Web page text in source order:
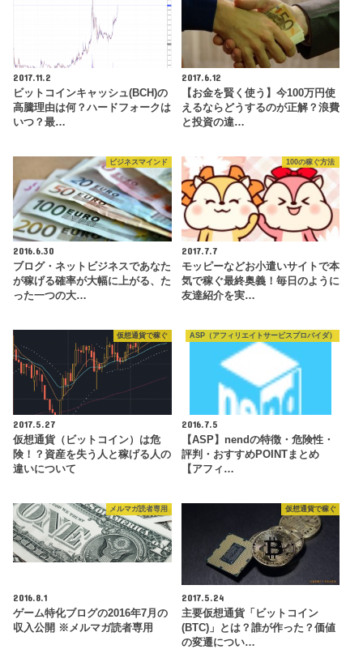
2017.11.2
ビットコインキャッシュ(BCH)の
高騰理由は何？ハードフォークは
いつ？最…
2017.6.12
【お金を賢く使う】今100万円使
えるならどうするのが正解？浪費
と投資の違…
ビジネスマインド
2016.6.30
ブログ・ネットビジネスであなた
が稼げる確率が大幅に上がる、た
った一つの大…
100の稼ぐ方法
2017.7.7
モッピーなどお小遣いサイトで本
気で稼ぐ最終奥義！毎日のように
友達紹介を実…
仮想通貨で稼ぐ
2017.5.27
仮想通貨（ビットコイン）は危
険！？資産を失う人と稼げる人の
違いについて
ASP（アフィリエイトサービスプロバイダ）
2016.7.5
【ASP】nendの特徴・危険性・
評判・おすすめPOINTまとめ
【アフィ…
メルマガ読者専用
2016.8.1
ゲーム特化ブログの2016年7月の
収入公開 ※メルマガ読者専用
仮想通貨で稼ぐ
2017.5.24
主要仮想通貨「ビットコイン
(BTC)」とは？誰が作った？価値
の変遷につい…